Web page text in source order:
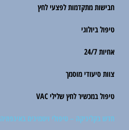
חבישות מתקדמות לפצעי לחץ
טיפול ביולוגי
אחיות 24/7
צוות סיעודי מוסמך
טיפול במכשיר לחץ שלילי VAC
חדש בקליניקה – טיפולי ויטמינים באינפוזיה